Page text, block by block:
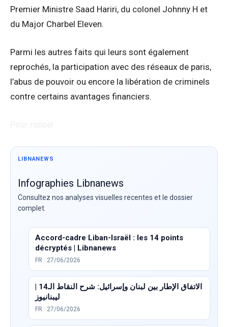
Premier Ministre Saad Hariri, du colonel Johnny H et
du Major Charbel Eleven.
Parmi les autres faits qui leurs sont également
reprochés, la participation avec des réseaux de paris,
l’abus de pouvoir ou encore la libération de criminels
contre certains avantages financiers.
LIBNANEWS
Infographies Libnanews
Consultez nos analyses visuelles recentes et le dossier
complet.
Accord-cadre Liban-Israël : les 14 points
décryptés | Libnanews
FR · 27/06/2026
الاتفاق الإطار بين لبنان وإسرائيل: شرح النقاط الـ14 |
ليبنانيوز
FR · 27/06/2026